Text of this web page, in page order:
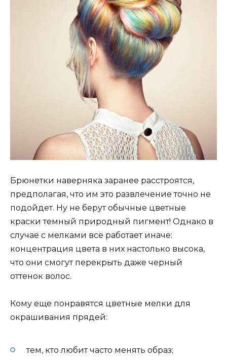
Брюнетки наверняка заранее расстроятся,
предполагая, что им это развлечение точно не
подойдет. Ну не берут обычные цветные
краски темный природный пигмент! Однако в
случае с мелками все работает иначе:
концентрация цвета в них настолько высока,
что они смогут перекрыть даже черный
оттенок волос.
Кому еще понравятся цветные мелки для
окрашивания прядей:
тем, кто любит часто менять образ;